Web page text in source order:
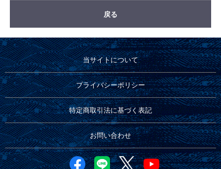
戻る
当サイトについて
プライバシーポリシー
特定商取引法に基づく表記
お問い合わせ